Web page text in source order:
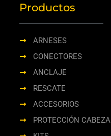
Productos
ARNESES
CONECTORES
ANCLAJE
RESCATE
ACCESORIOS
PROTECCIÓN CABEZA